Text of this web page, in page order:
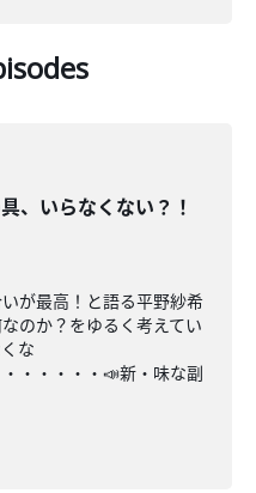
、いらなくない？！
が最高！と語る平野紗希
のか？をゆるく考えてい
な
・・・・・📣新・味な副